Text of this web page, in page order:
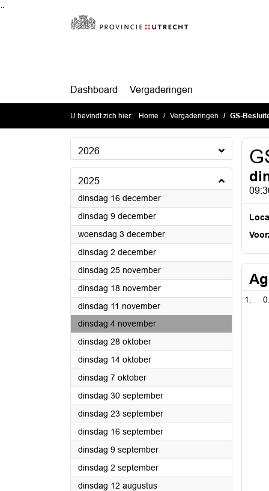
Ga naar de inhoud van deze pagina
Ga naar het zoeken
Ga naar het menu
Dashboard Vergaderingen
U bevindt zich hier: Home Vergaderingen GS-
2026
2025
dinsdag 16 december2025
dinsdag 9 december2025
woensdag 3 december2025
dinsdag 2 december2025
dinsdag 25 november2025
dinsdag 18 november2025
dinsdag 11 november2025
dinsdag 4 november2025
dinsdag 28 oktober2025
dinsdag 14 oktober2025
dinsdag 7 oktober2025
dinsdag 30 september2025
dinsdag 23 september2025
dinsdag 16 september2025
dinsdag 9 september2025
dinsdag 2 september2025
dinsdag 12 augustus2025